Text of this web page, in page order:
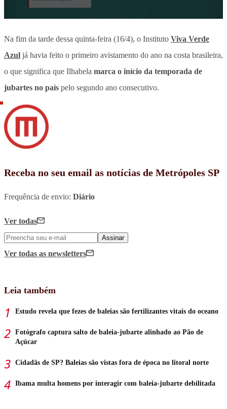
Na fim da tarde dessa quinta-feira (16/4), o Instituto Viva Verde
Azul já havia feito o primeiro avistamento do ano na costa brasileira,
o que significa que Ilhabela marca o início da temporada de
jubartes no país pelo segundo ano consecutivo.
Receba no seu email as notícias de Metrópoles SP
Frequência de envio: Diário
Ver todas
Assinar
Ver todas as newsletters
Leia também
Estudo revela que fezes de baleias são fertilizantes vitais do oceano
Fotógrafo captura salto de baleia-jubarte alinhado ao Pão de
Açúcar
Cidadãs de SP? Baleias são vistas fora de época no litoral norte
Ibama multa homens por interagir com baleia-jubarte debilitada